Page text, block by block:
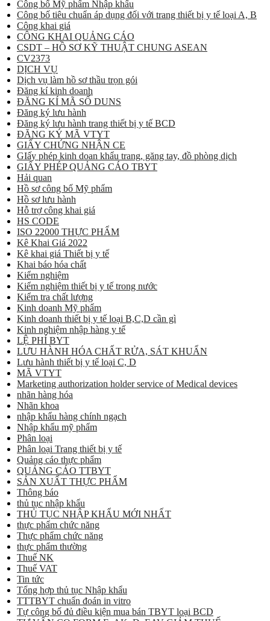
Công bố Mỹ phẩm Nhập khẩu
Công bố tiêu chuẩn áp dụng đối với trang thiết bị y tế loại A, B
Công khai giá
CÔNG KHAI QUẢNG CÁO
CSDT – HỒ SƠ KỸ THUẬT CHUNG ASEAN
CV2373
DỊCH VỤ
Dịch vụ làm hồ sơ thầu trọn gói
Đăng kí kinh doanh
ĐĂNG KÍ MÃ SỐ DUNS
Đăng ký lưu hành
Đăng ký lưu hành trang thiết bị y tế BCD
ĐĂNG KÝ MÃ VTYT
GIẤY CHỨNG NHẬN CE
GIấy phép kinh doan khẩu trang, găng tay, đồ phòng dịch
GIẤY PHÉP QUẢNG CÁO TBYT
Hải quan
Hồ sơ công bố Mỹ phẩm
Hồ sơ lưu hành
Hỗ trợ công khai giá
HS CODE
ISO 22000 THỰC PHẨM
Kê Khai Giá 2022
Kê khai giá Thiết bị y tế
Khai báo hóa chất
Kiểm nghiệm
Kiểm nghiệm thiết bị y tế trong nước
Kiểm tra chất lượng
Kinh doanh Mỹ phẩm
Kinh doanh thiết bị y tế loại B,C,D cần gì
Kinh nghiệm nhập hàng y tế
LỆ PHÍ BYT
LƯU HÀNH HÓA CHẤT RỬA, SÁT KHUẨN
Lưu hành thiết bị y tế loại C, D
MÃ VTYT
Marketing authorization holder service of Medical devices
nhãn hàng hóa
Nhãn khoa
nhập khẩu hàng chính ngạch
Nhập khẩu mỹ phẩm
Phân loại
Phân loại Trang thiết bị y tế
Quảng cáo thực phẩm
QUẢNG CÁO TTBYT
SẢN XUẤT THỰC PHẨM
Thông báo
thủ tục nhập khẩu
THỦ TỤC NHẬP KHẨU MỚI NHẤT
thực phẩm chức năng
Thực phẩm chức năng
thực phẩm thường
Thuế NK
Thuế VAT
Tin tức
Tổng hợp thủ tục Nhập khẩu
TTTBYT chuẩn đoán in vitro
Tự công bố đủ điều kiện mua bán TBYT loại BCD